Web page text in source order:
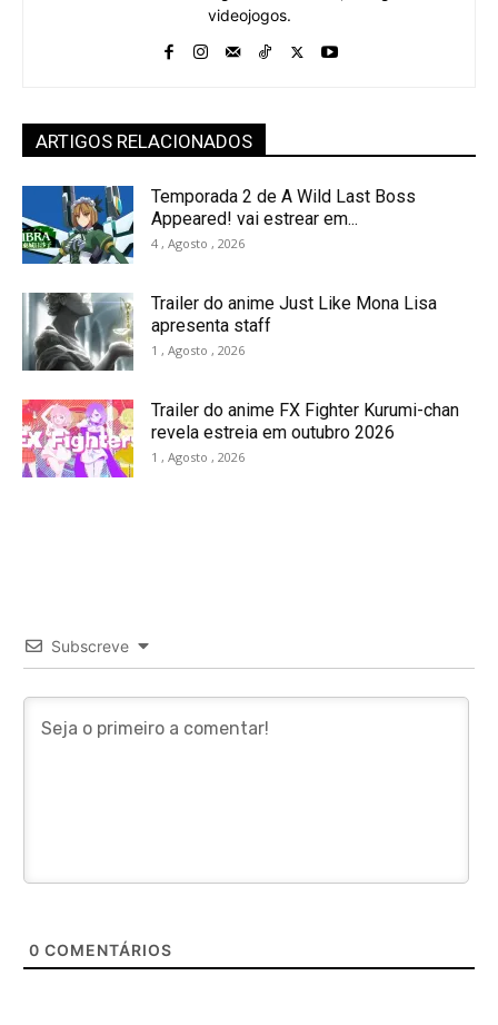
videojogos.
ARTIGOS RELACIONADOS
Temporada 2 de A Wild Last Boss
Appeared! vai estrear em...
4 , Agosto , 2026
Trailer do anime Just Like Mona Lisa
apresenta staff
1 , Agosto , 2026
Trailer do anime FX Fighter Kurumi-chan
revela estreia em outubro 2026
1 , Agosto , 2026
Subscreve
0 COMENTÁRIOS